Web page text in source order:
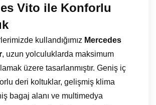
Vito ile Konforlu
kullandığımız Mercedes
, uzun yolculuklarda maksimum
üzere tasarlanmıştır. Geniş iç
deri koltuklar, gelişmiş klima
bagaj alanı ve multimedya